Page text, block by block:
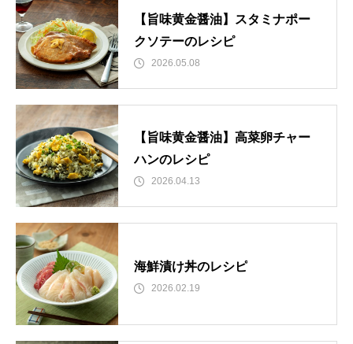
【旨味黄金醤油】スタミナポー
クソテーのレシピ
2026.05.08
【旨味黄金醤油】高菜卵チャー
ハンのレシピ
2026.04.13
海鮮漬け丼のレシピ
2026.02.19